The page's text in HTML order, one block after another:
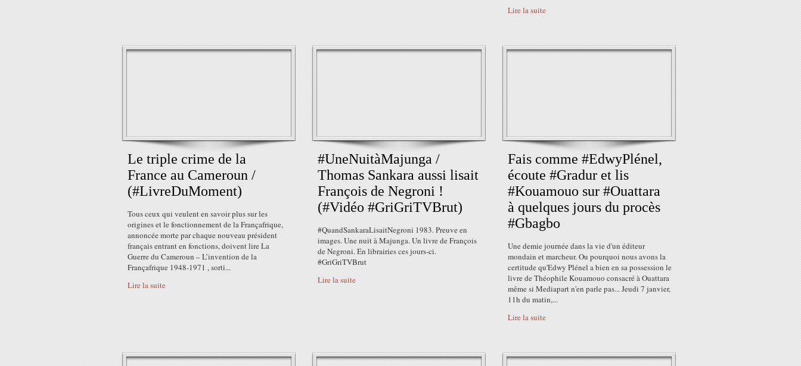
Lire la suite
Le triple crime de la
France au Cameroun /
(#LivreDuMoment)
Tous ceux qui veulent en savoir plus sur les
origines et le fonctionnement de la Françafrique,
annoncée morte par chaque nouveau président
français entrant en fonctions, doivent lire La
Guerre du Cameroun – L’invention de la
Françafrique 1948-1971 , sorti...
Lire la suite
#UneNuitàMajunga /
Thomas Sankara aussi lisait
François de Negroni !
(#Vidéo #GriGriTVBrut)
#‎QuandSankaraLisaitNegroni‬ 1983. Preuve en
images. Une nuit à Majunga. Un livre de François
de Negroni. En librairies ces jours-ci.
‪#‎GriGriTVBrut‬
Lire la suite
Fais comme #EdwyPlénel,
écoute #Gradur et lis
#Kouamouo sur #Ouattara
à quelques jours du procès
#Gbagbo
Une demie journée dans la vie d'un éditeur
mondain et marcheur. Ou pourquoi nous avons la
certitude qu'Edwy Plénel a bien en sa possession le
livre de Théophile Kouamouo consacré à Ouattara
même si Mediapart n'en parle pas... Jeudi 7 janvier,
11h du matin,...
Lire la suite